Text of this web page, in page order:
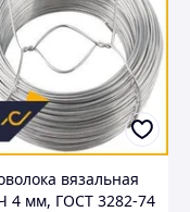
вязальная
4 мм, ГОСТ 3282-74